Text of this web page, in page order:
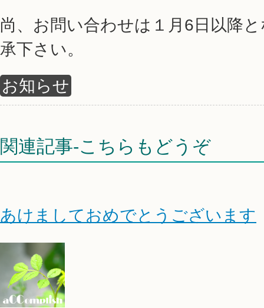
尚、お問い合わせは１月6日以降
承下さい。
お知らせ
関連記事-こちらもどうぞ
あけましておめでとうございます